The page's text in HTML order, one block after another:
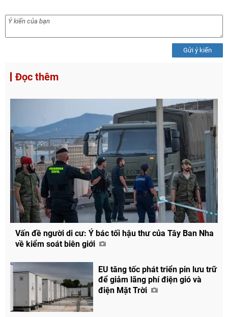
Gửi ý kiến
Đọc thêm
Vấn đề người di cư: Ý bác tối hậu thư của Tây Ban Nha
về kiểm soát biên giới
EU tăng tốc phát triển pin lưu trữ
để giảm lãng phí điện gió và
điện Mặt Trời